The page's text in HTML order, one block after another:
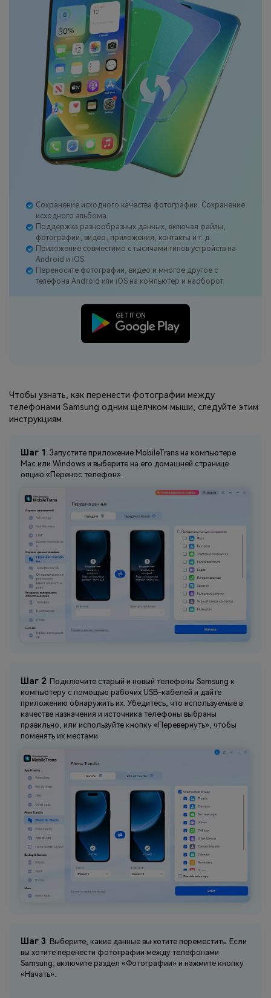
Сохранение исходного качества фотографии. Сохранение
исходного альбома.
Поддержка разнообразных данных, включая файлы,
фотографии, видео, приложения, контакты и т. д.
Приложение совместимо с тысячами типов устройств на
Android и iOS.
Переносите фотографии, видео и многое другое с
телефона Android или iOS на компьютер и наоборот.
Чтобы узнать, как перенести фотографии между
телефонами Samsung одним щелчком мыши, следуйте этим
инструкциям.
Шаг 1 : Запустите приложение MobileTrans на компьютере
Mac или Windows и выберите на его домашней странице
опцию «Перенос телефон».
Шаг 2: Подключите старый и новый телефоны Samsung к
компьютеру с помощью рабочих USB-кабелей и дайте
приложению обнаружить их. Убедитесь, что используемые в
качестве назначения и источника телефоны выбраны
правильно, или используйте кнопку «Перевернуть», чтобы
поменять их местами.
Шаг 3: Выберите, какие данные вы хотите переместить. Если
вы хотите перенести фотографии между телефонами
Samsung, включите раздел «Фотографии» и нажмите кнопку
«Начать».